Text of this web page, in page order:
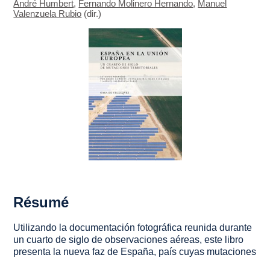
André Humbert, Fernando Molinero Hernando, Manuel
Valenzuela Rubio (dir.)
Résumé
Utilizando la documentación fotográfica reunida durante
un cuarto de siglo de observaciones aéreas, este libro
presenta la nueva faz de España, país cuyas mutaciones